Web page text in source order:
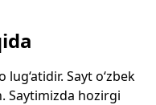
Sayt o‘zbek
Saytimizda hozirgi